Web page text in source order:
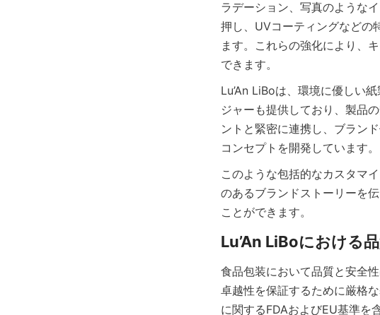
ラデーション、写真のような
押し、UVコーティングなどの
ます。これらの強化により、
できます。
Lu’An LiBoは、環境に優しい
ジャーも提供しており、製品
ントと緊密に連携し、ブラン
コンセプトを開発しています。
このような包括的なカスタマ
のあるブランドストーリーを
ことができます。
食品包装において品質と安全
卓越性を保証するために厳格
に関するFDAおよびEU基準を